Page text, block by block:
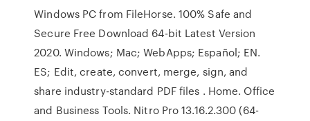
Windows PC from FileHorse. 100% Safe and
Secure Free Download 64-bit Latest Version
2020. Windows; Mac; WebApps; Español; EN.
ES; Edit, create, convert, merge, sign, and
share industry-standard PDF files . Home. Office
and Business Tools. Nitro Pro 13.16.2.300 (64-